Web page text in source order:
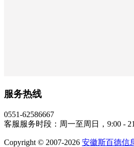
服务热线
0551-62586667
客服服务时段：周一至周日，9:00 -
Copyright © 2007-2026 安徽斯百德信